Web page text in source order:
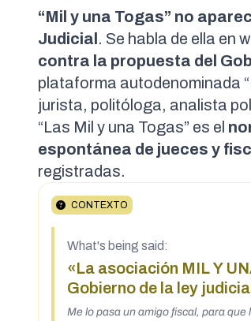
“Mil y una Togas” no
Judicial . Se habla de ella en
contra la propuesta del
plataforma autodenominada
jurista, politóloga, analista
“Las Mil y una Togas” es el
espontánea de jueces y
registradas.
CONTEXTO
What's being said:
«La asociación MIL Y
Gobierno de la ley
Me lo pasa un amigo fiscal, para